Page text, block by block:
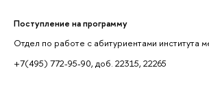
Поступление на программу
Отдел по работе с абитуриентами института
+7(495) 772-95-90, доб. 22315, 22265